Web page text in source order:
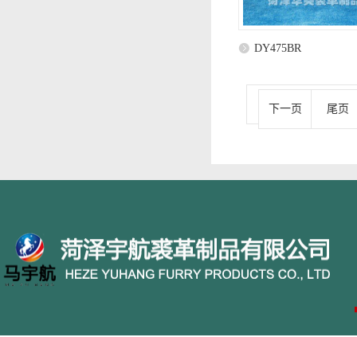
DY475BR
下一页 尾页